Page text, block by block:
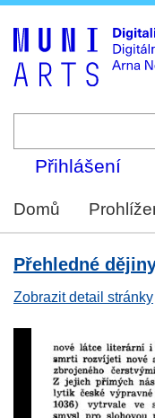
Přihlášení
Domů
Přehledné
Zobrazit detail stránky